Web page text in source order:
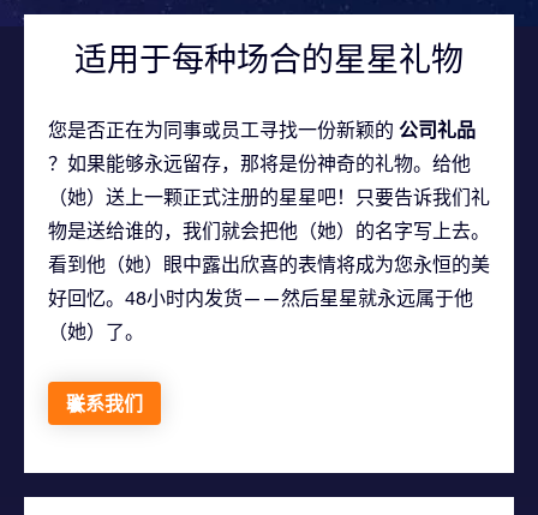
适用于每种场合的星星礼物
您是否正在为同事或员工寻找一份新颖的 公司礼品
？如果能够永远留存，那将是份神奇的礼物。给他
（她）送上一颗正式注册的星星吧！只要告诉我们礼
物是送给谁的，我们就会把他（她）的名字写上去。
看到他（她）眼中露出欣喜的表情将成为您永恒的美
好回忆。48小时内发货——然后星星就永远属于他
（她）了。
联系我们